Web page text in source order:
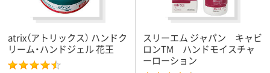
atrix（アトリックス） ハンドク
リーム・ハンドジェル 花王
スリーエム ジャパン キャビ
ロンTM ハンドモイスチャ
ーローション